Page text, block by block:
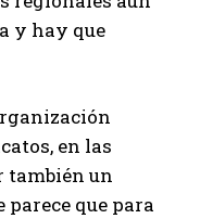
y hay que
en las
también un
parece que para